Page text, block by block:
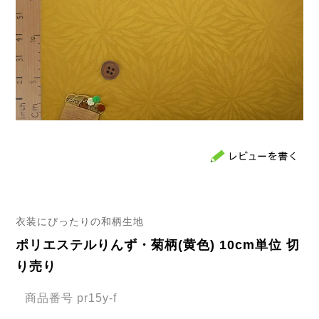
衣装にぴったりの和柄生地
ポリエステルりんず・菊柄(黄色) 10cm単位 切
り売り
商品番号 pr15y-f